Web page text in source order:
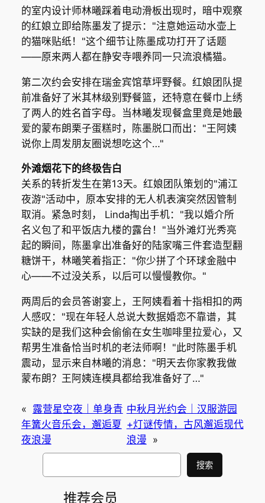
的室内设计师林曦踩着电动滑板出现时，暗中观察
的红娘立即给陈墨发了提示："注意她运动水壶上
的猫咪贴纸！"这个细节让陈墨成功打开了话题
——原来两人都在静安寺喂养同一只流浪橘猫。
第二次约会安排在瑞金宾馆草坪野餐。红娘团队提
前准备好了米其林级别野餐篮，还特意在餐巾上绣
了两人的姓名首字母。当林曦发现餐盒里竟是她最
爱的蒙布朗栗子蛋糕时，陈墨脱口而出："王阿姨
说你上周发朋友圈说想吃这个…"
外滩烟花下的终极告白
关系的转折发生在第13天。红娘团队策划的"浦江
夜游"活动中，原本安排的无人机表演突然因管制
取消。紧急时刻， Linda掏出手机："我以婚介所
名义包了和平饭店九楼的露台！"当外滩灯光秀亮
起的瞬间，陈墨拿出准备好的陆家嘴三件套造型翻
糖饼干，林曦笑着指正："你少拼了个环球金融中
心——不过没关系，以后可以慢慢教你。"
两周后的会员答谢宴上，王阿姨看着十指相扣的两
人感叹："现在年轻人总说大数据婚恋不靠谱，其
实缺的是我们这种会偷偷在女生咖啡里拉爱心，又
帮男生准备恰当时机的老法师啊！"此时陈墨手机
震动，显示来自林曦的消息："明天去你家教我做
蒙布朗？王阿姨连模具都给我准备好了…"
« 露营星空夜｜单身青
年篝火音乐会，邂逅夏
夜浪漫
中秋月光约会｜汉服游园
+灯谜传情，古风邂逅现代
浪漫 »
搜
搜索
推荐会员